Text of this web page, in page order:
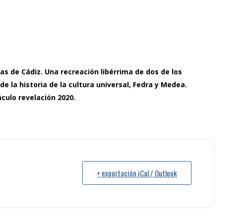
de Cádiz. Una recreación libérrima de dos de los
la historia de la cultura universal, Fedra y Medea.
revelación 2020.
+ exportación iCal / Outlook